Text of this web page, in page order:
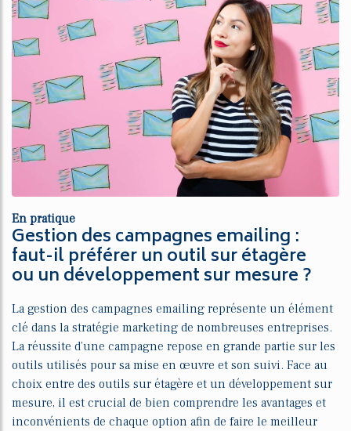
En pratique
Gestion des campagnes emailing :
faut-il préférer un outil sur étagère
ou un développement sur mesure ?
La gestion des campagnes emailing représente un élément
clé dans la stratégie marketing de nombreuses entreprises.
La réussite d’une campagne repose en grande partie sur les
outils utilisés pour sa mise en œuvre et son suivi. Face au
choix entre des outils sur étagère et un développement sur
mesure, il est crucial de bien comprendre les avantages et
inconvénients de chaque option afin de faire le meilleur